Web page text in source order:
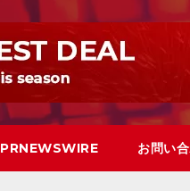
PRNEWSWIRE お問い